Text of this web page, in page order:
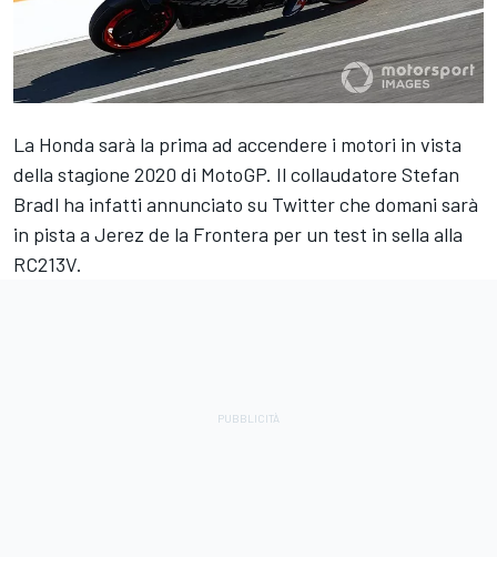
La Honda sarà la prima ad accendere i motori in vista
della stagione 2020 di MotoGP. Il collaudatore Stefan
Bradl ha infatti annunciato su Twitter che domani sarà
in pista a Jerez de la Frontera per un test in sella alla
RC213V.